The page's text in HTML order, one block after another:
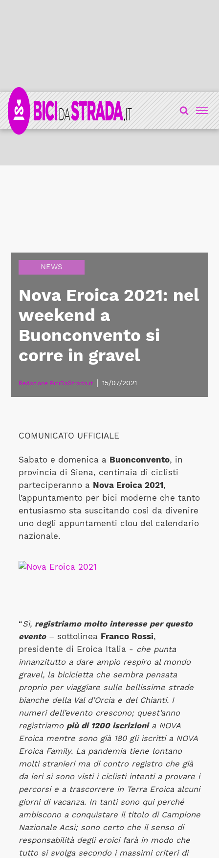
NEWS
Nova Eroica 2021: nel
weekend a
Buonconvento si
corre in gravel
Redazione BiciDaStrada.it 15/07/2021
COMUNICATO UFFICIALE
Sabato e domenica a Buonconvento, in
provincia di Siena, centinaia di ciclisti
parteciperanno a Nova Eroica 2021,
l’appuntamento per bici moderne che tanto
entusiasmo sta suscitando così da divenire
uno degli appuntamenti clou del calendario
nazionale.
“Sì, registriamo molto interesse per questo
evento– sottolinea Franco Rossi,
presidente di Eroica Italia - che punta
innanzitutto a dare ampio respiro al mondo
gravel, la bicicletta che sembra pensata
proprio per viaggiare sulle bellissime strade
bianche della Val d’Orcia e del Chianti. I
numeri dell’evento crescono; quest’anno
registriamo più di 1200 iscrizionia NOVA
Eroica mentre sono già 180 gli iscritti a NOVA
Eroica Family. La pandemia tiene lontano
molti stranieri ma di contro registro che già
da ieri si sono visti i ciclisti intenti a provare i
percorsi e a trascorrere in Terra Eroica alcuni
giorni di vacanza. In tanti sono qui perché
ambiscono a conquistare il titolo di Campione
Nazionale Acsi; sono certo che il senso di
responsabilità degli eroici farà in modo che
tutto si svolga secondo i massimi criteri di